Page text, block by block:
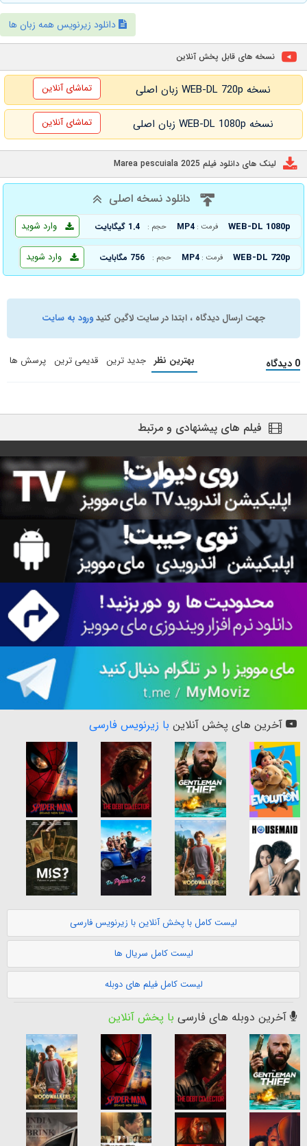
دانلود زیرنویس همه زبان ها
نسخه های قابل پخش آنلاین
نسخه WEB-DL 720p زبان اصلی تماشای آنلاین
نسخه WEB-DL 1080p زبان اصلی تماشای آنلاین
لینک های دانلود فیلم Marea pescuiala 2025
دانلود نسخه اصلی
WEB-DL 1080p فرمت : MP4 حجم : 1.4 گیگابایت وارد شوید
WEB-DL 720p فرمت : MP4 حجم : 756 مگابایت وارد شوید
جهت ارسال دیدگاه ، ابتدا در سایت لاگین کنیدورود به سایت
0 دیدگاه بهترین نظر جدید ترین قدیمی ترین پرسش ها
فیلم های پیشنهادی و مرتبط
آخرین های پخش آنلاین با زیرنویس فارسی
لیست کامل با پخش آنلاین با زیرنویس فارسی
لیست کامل سریال ها
لیست کامل فیلم های دوبله
آخرین دوبله های فارسی با پخش آنلاین